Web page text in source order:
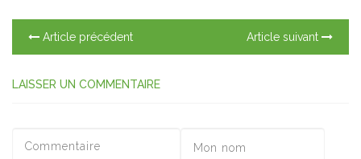
Article précédent Article suivant
LAISSER UN COMMENTAIRE